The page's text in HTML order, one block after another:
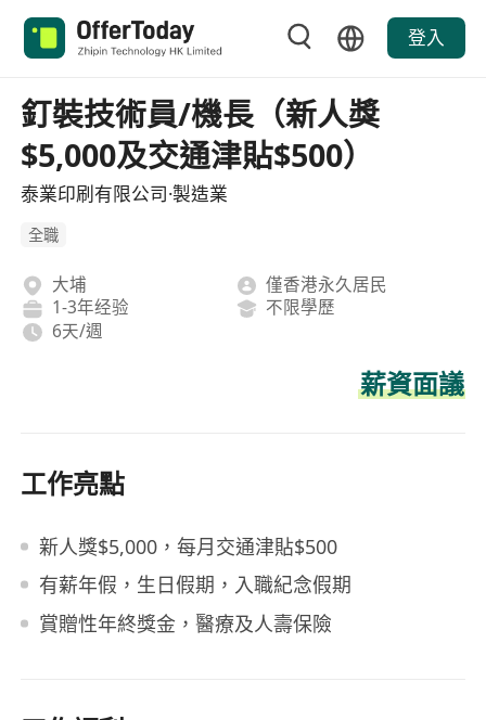
登入
釘裝技術員/機長（新人獎
$5,000及交通津貼$500）
泰業印刷有限公司·製造業
全職
大埔
僅香港永久居民
1-3年经验
不限學歷
6天/週
薪資面議
工作亮點
新人獎$5,000，每月交通津貼$500
有薪年假，生日假期，入職紀念假期
賞贈性年終獎金，醫療及人壽保險